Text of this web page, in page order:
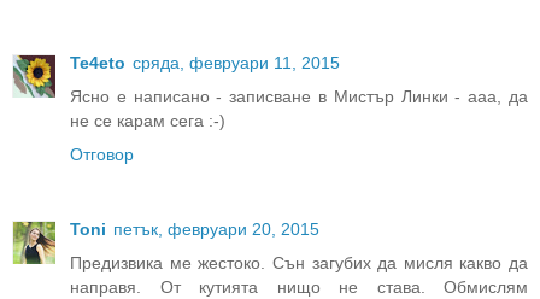
Te4eto сряда, февруари 11, 2015
Ясно е написано - записване в Мистър Линки - ааа, да
не се карам сега :-)
Отговор
Toni петък, февруари 20, 2015
Предизвика ме жестоко. Сън загубих да мисля какво да
направя. От кутията нищо не става. Обмислям